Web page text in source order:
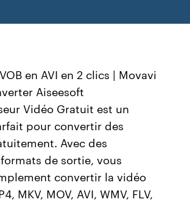
en AVI en 2 clics | Movavi
Aiseesoft
Vidéo Gratuit est un
pour convertir des
Avec des
de sortie, vous
convertir la vidéo
MKV, MOV, AVI, WMV, FLV,